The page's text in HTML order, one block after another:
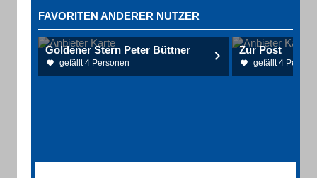
FAVORITEN ANDERER NUTZER
Goldener Stern Peter Büttner
gefällt 4 Personen
Zur Post
gefällt 4